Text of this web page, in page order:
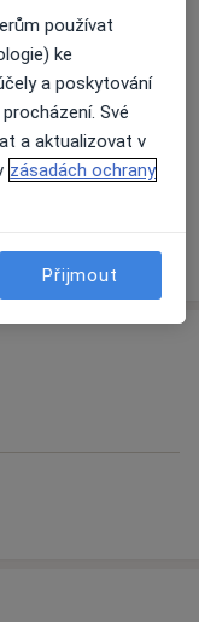
používat
ke
a poskytování
Své
a aktualizovat v
zásadách ochrany
Přijmout